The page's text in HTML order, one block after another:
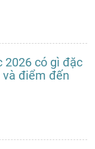
2026 có gì đặc
và điểm đến